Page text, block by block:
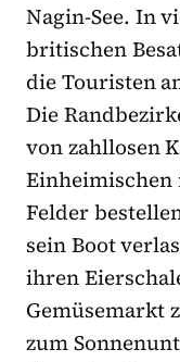
Nagin-See. In
britischen
die Touristen
Die
von zahllosen
Einheimischen
Felder
sein Boot
ihren
Gemüsemarkt
zum